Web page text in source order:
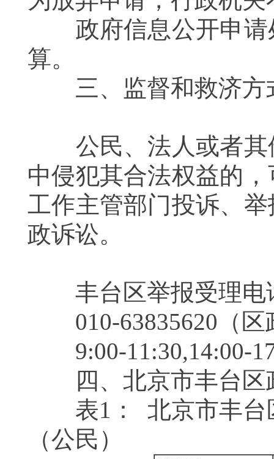
政府信息公开申请
算。
三、监督和救济方
公民、法人或者其
中侵犯其合法权益的
工作主管部门投诉、
政诉讼。
丰台区举报受理电
010-63835620（区
9:00-11:30,14:00-
四、北京市丰台区
表1： 北京市丰台
（公民）